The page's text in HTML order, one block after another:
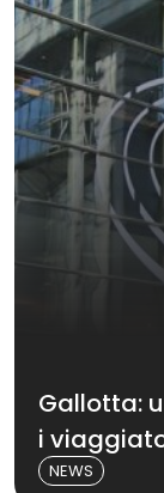
Gallotta:
i
NEWS